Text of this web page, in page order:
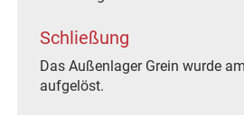
Schließung
Das Außenlager Grein wurde
aufgelöst.